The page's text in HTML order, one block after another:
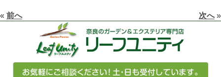
« 前へ 次へ»